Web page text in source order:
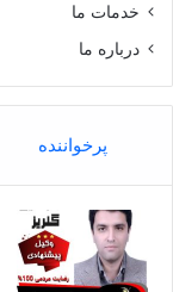
خدمات ما
درباره ما
پرخواننده